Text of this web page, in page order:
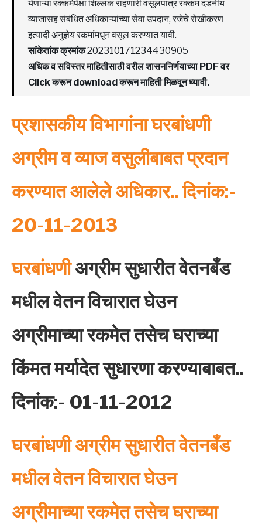
येणाऱ्या रक्कमेपेक्षा शिल्लक राहणारी वसूलपात्र रक्कम दंडनीय
व्याजासह संबंधित अधिकाऱ्यांच्या सेवा उपदान, रजेचे रोखीकरण
इत्यादी अनुज्ञेय रकमांमधून वसूल करण्यात यावी.
सांकेतांक क्रमांक202310171234430905
अधिक व सविस्तर माहितीसाठी वरील शासननिर्णयाच्या PDF वर
Click करून download करून माहिती मिळवून घ्यावी.
प्रशासकीय विभागांना घरबांधणी
अग्रीम व व्याज वसुलीबाबत प्रदान
करण्यात आलेले अधिकार.. दिनांक:-
20-11-2013
घरबांधणीअग्रीम सुधारीत वेतनबँ‍ड
मधील वेतन विचारात घेउन
अग्रीमाच्या रकमेत तसेच घराच्या
किंमत मर्यादेत सुधारणा करण्याबाबत..
दिनांक:- 01-11-2012
घरबांधणीअग्रीम सुधारीत वेतनबँ‍ड
मधील वेतन विचारात घेउन
अग्रीमाच्‍या रकमेत तसेच घराच्‍या